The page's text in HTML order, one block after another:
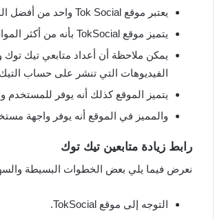
يعتبر موقع Tok Social واحد من أفضل المواقع المتوفرة حالياً والتي تقدم خدمات رائعة من أجل زيادة أعداد المتابعين.
يتميز موقع TokSocial بأنه من أكثر المواقع ذات المصداقية العالية، حيث يتمتع بآمنة في مجال تزويد المتابعين.
يمكن ملاحظة أن أعداد متابعي تيك
الفيديوهات التي تنشر على حساب
يتميز الموقع كذلك أنه يوفر للمستخدم
والمميز في الموقع أنه يوفر واجهة
رابط زيادة متابعين تيك توك
نعرض فيما يلي بعض الخطوات البسيطة
التوجه إلى موقع TokSocial.